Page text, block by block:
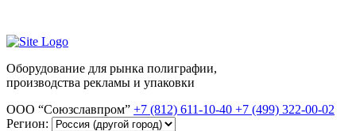
Оборудование для рынка полиграфии,
производства рекламы и упаковки
ООО “Союзславпром” +7 (812) 611-10-40 +7 (499) 322-00-02
Регион: